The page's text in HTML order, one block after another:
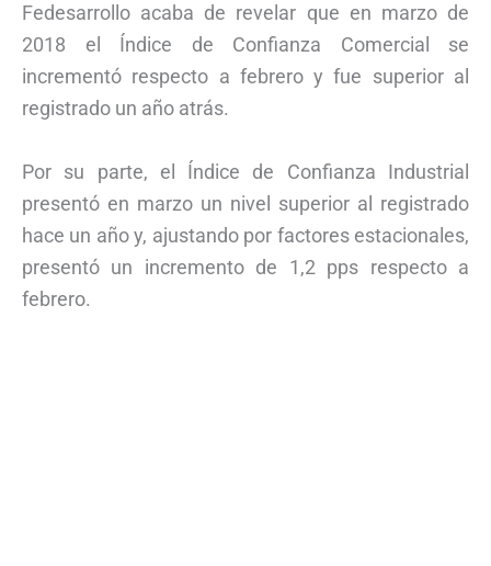
Fedesarrollo acaba de revelar que en marzo de
2018 el Índice de Confianza Comercial se
incrementó respecto a febrero y fue superior al
registrado un año atrás.
Por su parte, el Índice de Confianza Industrial
presentó en marzo un nivel superior al registrado
hace un año y, ajustando por factores estacionales,
presentó un incremento de 1,2 pps respecto a
febrero.